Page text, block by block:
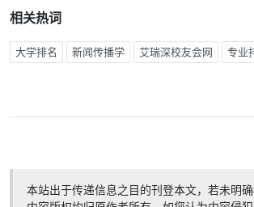
相关热词
大学排名 新闻传播学 艾瑞深校友会网 专业
本站出于传递信息之目的刊登本文，若未明确